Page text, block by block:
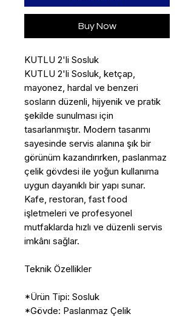
Buy Now
KUTLU 2'li Sosluk
KUTLU 2'li Sosluk, ketçap,
mayonez, hardal ve benzeri
sosların düzenli, hijyenik ve pratik
şekilde sunulması için
tasarlanmıştır. Modern tasarımı
sayesinde servis alanına şık bir
görünüm kazandırırken, paslanmaz
çelik gövdesi ile yoğun kullanıma
uygun dayanıklı bir yapı sunar.
Kafe, restoran, fast food
işletmeleri ve profesyonel
mutfaklarda hızlı ve düzenli servis
imkânı sağlar.
Teknik Özellikler
*Ürün Tipi: Sosluk
*Gövde: Paslanmaz Çelik